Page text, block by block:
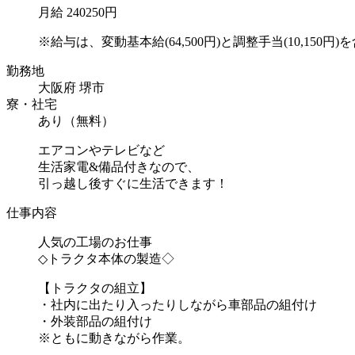
月給 240250円
※給与は、変動基本給(64,500円)と調整手当(10,150円)を
勤務地
大阪府 堺市
寮・社宅
あり（無料）
エアコンやテレビなど
生活家電&備品付きなので、
引っ越し後すぐに生活できます！
仕事内容
人気の工場のお仕事
◇トラクタ本体の製造◇
【トラクタの組立】
・社内に出たり入ったりしながら車部品の組付け
・外装部品の組付け
※ともに動きながら作業。